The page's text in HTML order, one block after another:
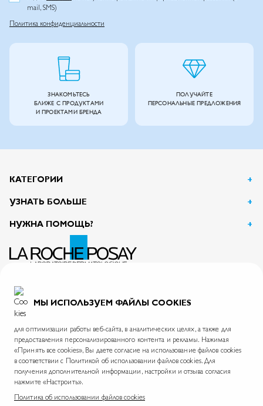
mail, SMS)
Политика конфиденциальности
ЗНАКОМЬТЕСЬ
БЛИЖЕ С ПРОДУКТАМИ
И ПРОЕКТАМИ БРЕНДА
ПОЛУЧАЙТЕ
ПЕРСОНАЛЬНЫЕ ПРЕДЛОЖЕНИЯ
КАТЕГОРИИ
УЗНАТЬ БОЛЬШЕ
НУЖНА ПОМОЩЬ?
125047, г. Москва, вн.тер.г. муниципальный округ Тверской, пл. Тверская Застава, дом 4
ИНН 7726059896
На информационном ресурсе применяются рекомендательные технологии.
Политика обработки персональных данныхКарта сайта
Skin.ruМеждународный сайт
МЫ ИСПОЛЬЗУЕМ ФАЙЛЫ COOKIES
для оптимизации работы веб-сайта, в аналитических целях, а также для
предоставления персонализированного контента и рекламы. Нажимая
«Принять все cookies», Вы даете согласие на использование файлов cookies
в соответствии с Политикой об использовании файлов cookies. Для
получения дополнительной информации, настройки и отзыва согласия
нажмите «Настроить».
Политика об использовании файлов cookies